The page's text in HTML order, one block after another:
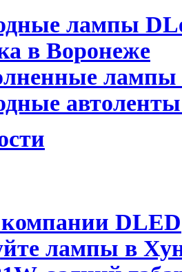
лампы
в Воронеже
DLED
лампы в